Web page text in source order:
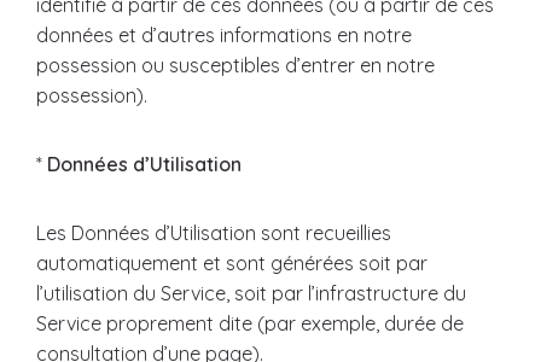
identifié à partir de ces données (ou à partir de ces
données et d’autres informations en notre
possession ou susceptibles d’entrer en notre
possession).
* Données d’Utilisation
Les Données d’Utilisation sont recueillies
automatiquement et sont générées soit par
l’utilisation du Service, soit par l’infrastructure du
Service proprement dite (par exemple, durée de
consultation d’une page).